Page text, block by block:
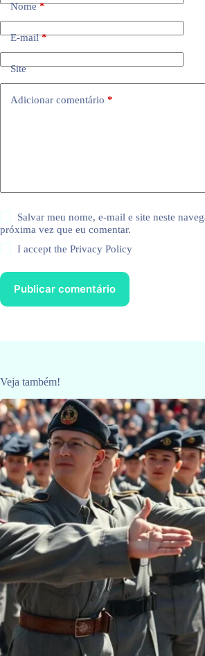
Nome*
E-mail*
Site
Adicionar comentário *
Salvar meu nome, e-mail e site neste
próxima vez que eu comentar.
I accept thePrivacy Policy
Publicar comentário
Veja também!